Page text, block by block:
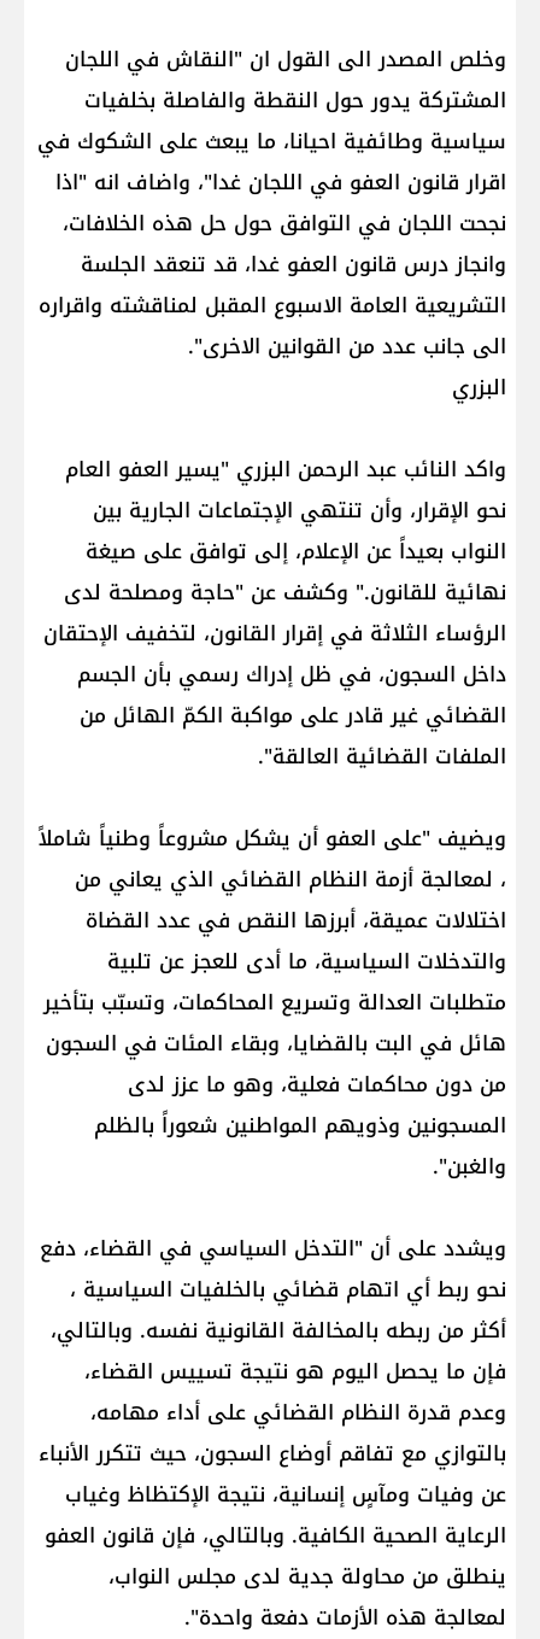
وخلص المصدر الى القول ان "النقاش في اللجان
المشتركة يدور حول النقطة والفاصلة بخلفيات
سياسية وطائفية احيانا، ما يبعث على الشكوك في
اقرار قانون العفو في اللجان غدا"، واضاف انه "اذا
نجحت اللجان في التوافق حول حل هذه الخلافات،
وانجاز درس قانون العفو غدا، قد تنعقد الجلسة
التشريعية العامة الاسبوع المقبل لمناقشته واقراره
الى جانب عدد من القوانين الاخرى".
البزري
واكد النائب عبد الرحمن البزري "يسير العفو العام
نحو الإقرار، وأن تنتهي الإجتماعات الجارية بين
النواب بعيداً عن الإعلام، إلى توافق على صيغة
نهائية للقانون." وكشف عن "حاجة ومصلحة لدى
الرؤساء الثلاثة في إقرار القانون، لتخفيف الإحتقان
داخل السجون، في ظل إدراك رسمي بأن الجسم
القضائي غير قادر على مواكبة الكمّ الهائل من
الملفات القضائية العالقة".
ويضيف "على العفو أن يشكل مشروعاً وطنياً شاملاً
، لمعالجة أزمة النظام القضائي الذي يعاني من
اختلالات عميقة، أبرزها النقص في عدد القضاة
والتدخلات السياسية، ما أدى للعجز عن تلبية
متطلبات العدالة وتسريع المحاكمات، وتسبّب بتأخير
هائل في البت بالقضايا، وبقاء المئات في السجون
من دون محاكمات فعلية، وهو ما عزز لدى
المسجونين وذويهم المواطنين شعوراً بالظلم
والغبن".
ويشدد على أن "التدخل السياسي في القضاء، دفع
نحو ربط أي اتهام قضائي بالخلفيات السياسية ،
أكثر من ربطه بالمخالفة القانونية نفسه. وبالتالي،
فإن ما يحصل اليوم هو نتيجة تسييس القضاء،
وعدم قدرة النظام القضائي على أداء مهامه،
بالتوازي مع تفاقم أوضاع السجون، حيث تتكرر الأنباء
عن وفيات ومآسٍ إنسانية، نتيجة الإكتظاظ وغياب
الرعاية الصحية الكافية. وبالتالي، فإن قانون العفو
ينطلق من محاولة جدية لدى مجلس النواب،
لمعالجة هذه الأزمات دفعة واحدة".